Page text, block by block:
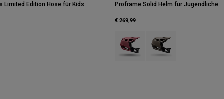
Limited Edition Hose für Kids Proframe Solid Helm für Jugendliche
€ 269,99
Product swatch type of Berry.
Product swatch type of